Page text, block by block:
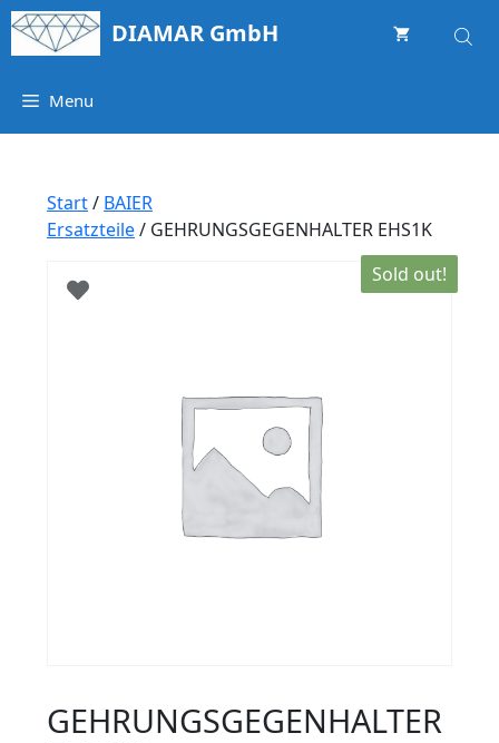
Springe
zum
DIAMAR GmbH
Menu
Start/ BAIER
Ersatzteile/ GEHRUNGSGEGENHALTER EHS1K
Sold out!
GEHRUNGSGEGENHALTER